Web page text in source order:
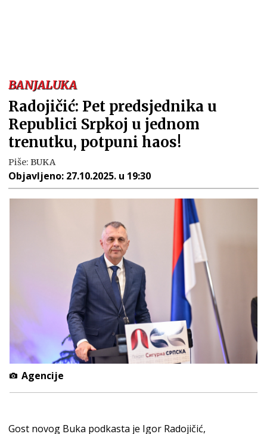
BANJALUKA
Radojičić: Pet predsjednika u
Republici Srpkoj u jednom
trenutku, potpuni haos!
Piše: BUKA
Objavljeno: 27.10.2025. u 19:30
Agencije
Gost novog Buka podkasta je Igor Radojičić,